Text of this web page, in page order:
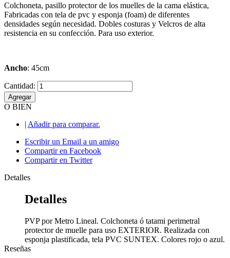
Colchoneta, pasillo protector de los muelles de la cama elástica,
Fabricadas con tela de pvc y esponja (foam) de diferentes
densidades según necesidad. Dobles costuras y Velcros de alta
resistencia en su confección. Para uso exterior.
Ancho: 45cm
Cantidad:
Agregar
O BIEN
| Añadir para comparar.
Escribir un Email a un amigo
Compartir en Facebook
Compartir en Twitter
Detalles
Detalles
PVP por Metro Lineal. Colchoneta ó tatami perimetral
protector de muelle para uso EXTERIOR. Realizada con
esponja plastificada, tela PVC SUNTEX. Colores rojo o azul.
Reseñas